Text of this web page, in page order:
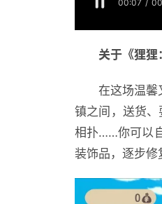
关于《狸狸
在这场温馨
镇之间，送货
相扑……你可以
装饰品，逐步修